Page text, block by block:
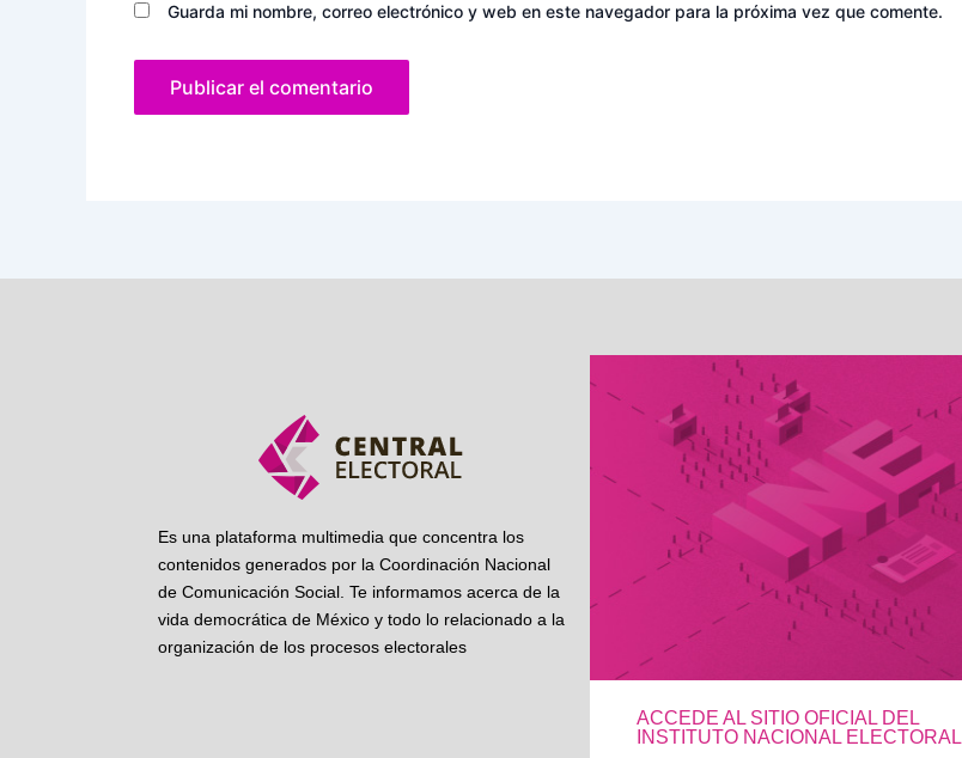
Guarda mi nombre, correo electrónico y web en este navegador para la próxima vez que comente.
Es una plataforma multimedia que concentra los
contenidos generados por la Coordinación Nacional
de Comunicación Social. Te informamos acerca de la
vida democrática de México y todo lo relacionado a la
organización de los procesos electorales
ACCEDE AL SITIO OFICIAL DEL
INSTITUTO NACIONAL ELECTORAL